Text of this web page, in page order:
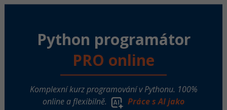
Python programátor
PRO online
Komplexní kurz programování v Pythonu. 100%
online a flexibilně.
Práce s AI jako